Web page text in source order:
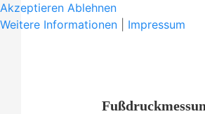
Akzeptieren Ablehnen
Weitere Informationen
Impressum